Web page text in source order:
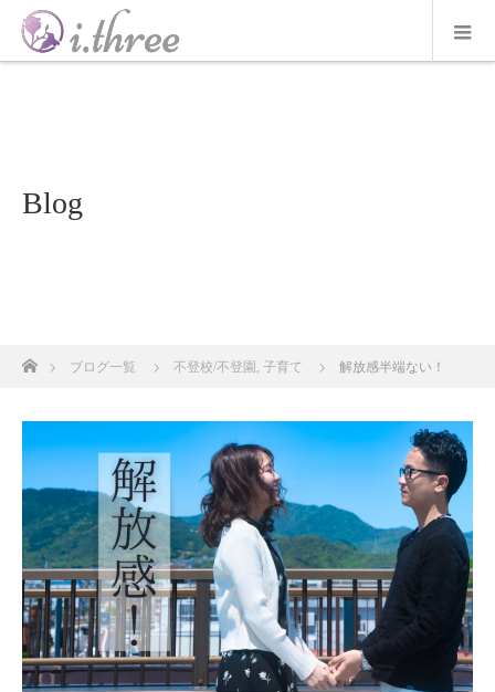
Blog
ホームブログ一覧 不登校/不登園 , 子育て 解放感半端ない！